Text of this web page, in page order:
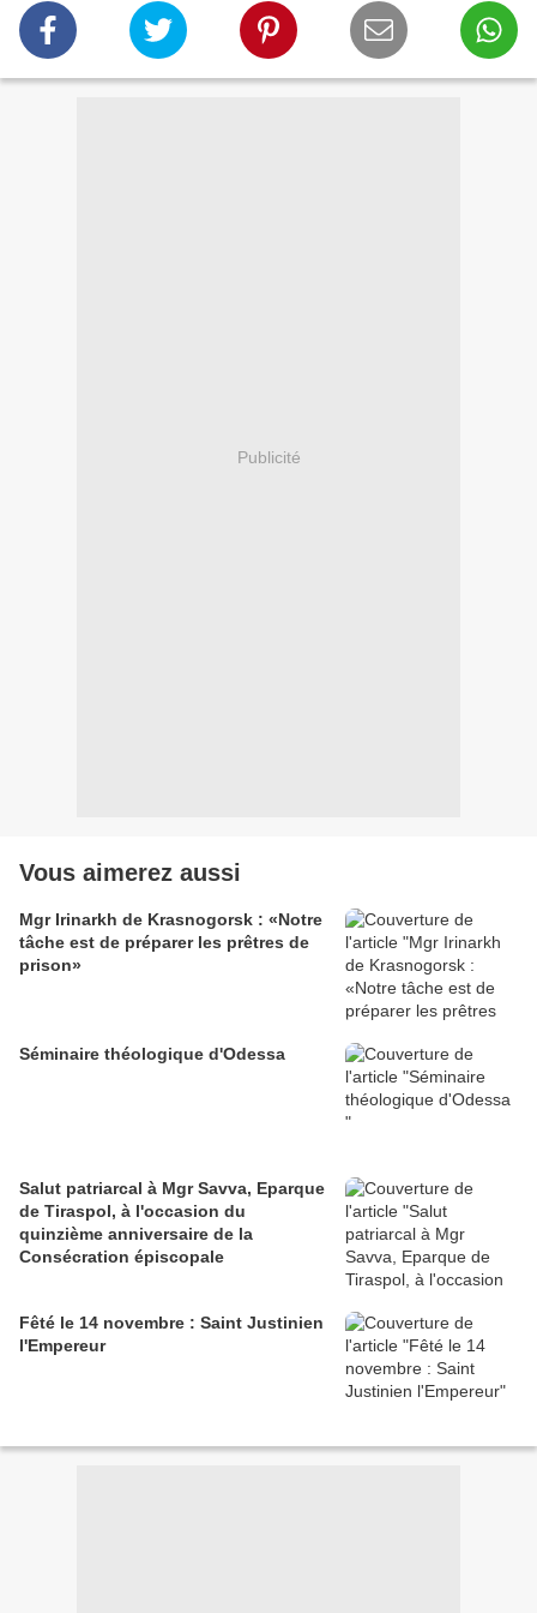
Publicité
Vous aimerez aussi
Mgr Irinarkh de Krasnogorsk : «Notre
tâche est de préparer les prêtres de
prison»
Séminaire théologique d'Odessa
Salut patriarcal à Mgr Savva, Eparque
de Tiraspol, à l'occasion du
quinzième anniversaire de la
Consécration épiscopale
Fêté le 14 novembre : Saint Justinien
l'Empereur